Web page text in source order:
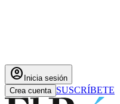
account_circle Inicia sesión
Crea cuenta SUSCRÍBETE